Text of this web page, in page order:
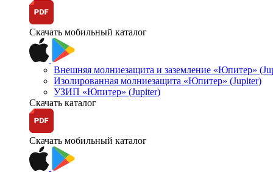
Скачать мобильный каталог
Внешняя молниезащита и заземление «Юпитер»
Изолированная молниезащита «Юпитер» (Jupiter)
УЗИП «Юпитер» (Jupiter)
Скачать каталог
Скачать мобильный каталог